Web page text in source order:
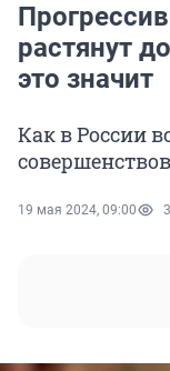
растянут
это значит
Как в России
19 мая 2024, 09:00